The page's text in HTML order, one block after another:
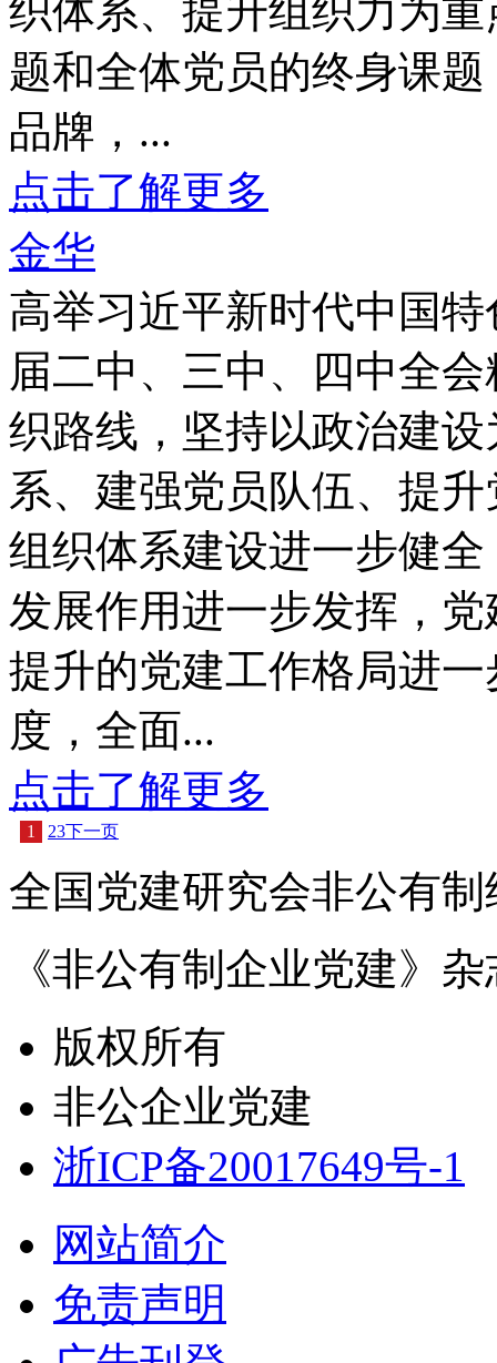
织体系、提升组织力为
题和全体党员的终身课
品牌，...
点击了解更多
金华
高举习近平新时代中国
届二中、三中、四中全
织路线，坚持以政治建
系、建强党员队伍、提
组织体系建设进一步健
发展作用进一步发挥，
提升的党建工作格局进
度，全面...
点击了解更多
1 23下一页
全国党建研究会非公有
《非公有制企业党建》杂
版权所有
非公企业党建
浙ICP备20017649号-1
网站简介
免责声明